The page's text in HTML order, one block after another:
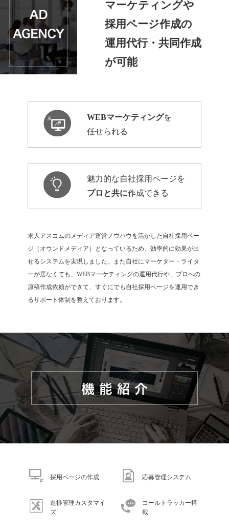
マーケティングや
採用ページ作成の
運用代行・共同作成
が可能
WEBマーケティングを
任せられる
魅力的な自社採用ページを
プロと共に作成できる
求人アスコムのメディア運営ノウハウを活かした自社採用ペー
ジ（オウンドメディア）となっているため、効率的に効果が出
せるシステムを実現しました。また自社にマーケター・ライタ
ーが居なくても、WEBマーケティングの運用代行や、プロへの
原稿作成依頼ができて、すぐにでも自社採用ページを運用でき
るサポート体制を整えております。
採用ページの作成 応募管理システム
進捗管理カスタマイ
ズ
コールトラッカー搭
載